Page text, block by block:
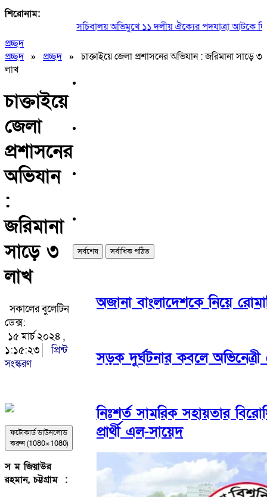
শিরোনাম:
সচিবালয় অভিমুখে ১১ দলীয় ঐক্যের পদযাত্রা আটকে দিল
প্রচ্ছদ
প্রচ্ছদ» প্রচ্ছদ»চাক্তাইয়ে জেলা প্রশাসনের অভিযান : জরিমানা সাড়ে ৩
লাখ
চাক্তাইয়ে
জেলা
প্রশাসনের
অভিযান
:
জরিমানা
সাড়ে ৩
লাখ
সকালের বুলেটিন
ডেক্স:
১৫ মার্চ ২০২৪ ,
১:১৫:২৩
প্রিন্ট
সংস্করণ
ফটোকার্ড ডাউনলোড
করুন (1080×1080)
স ম জিয়াউর
রহমান, চট্টগ্রাম :
সর্বশেষ সর্বাধিক পঠিত
অজানা বাংলাদেশকে নিয়ে
সড়ক দুর্ঘটনার কবলে
নিঃশর্ত সামরিক সহায়তার
প্রার্থী এল-সায়েদ